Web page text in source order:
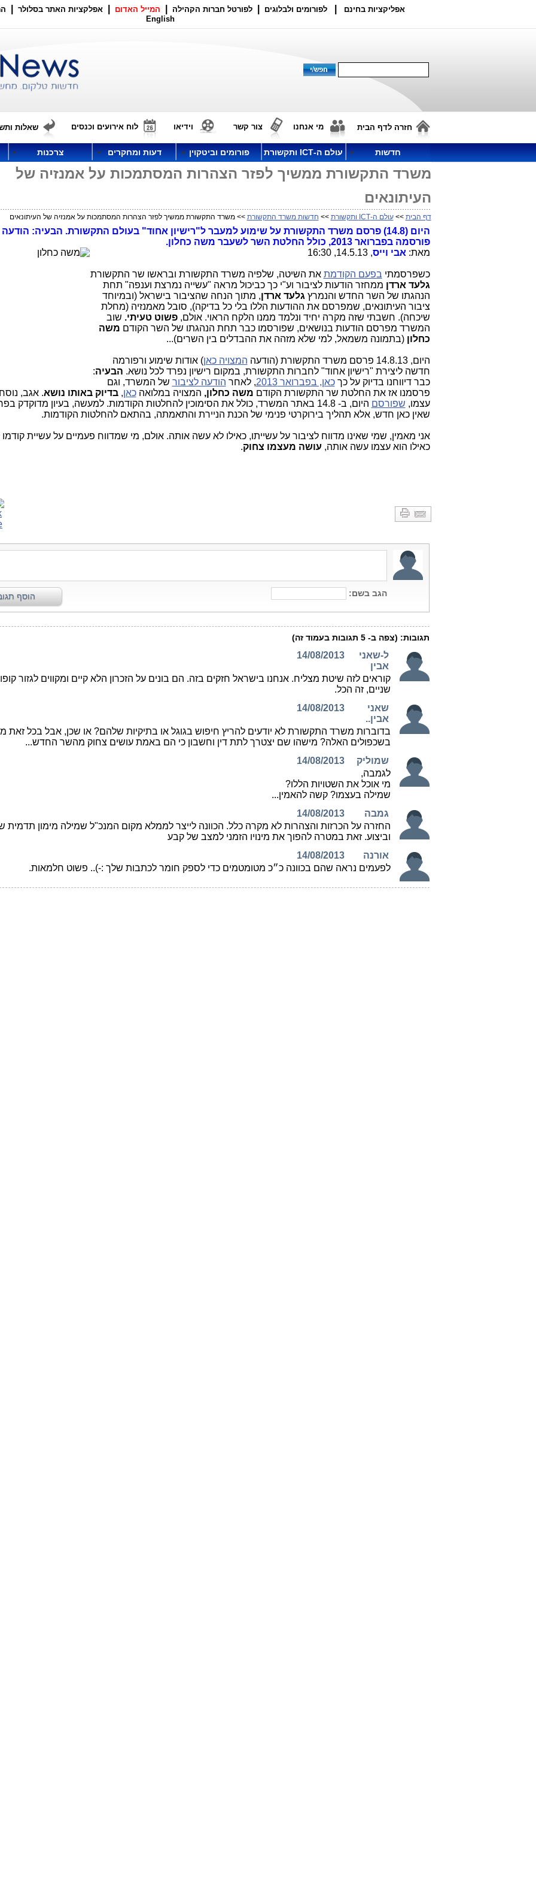
אפליקציות בחינם לפורומים ולבלוגים לפורטל חברות הקהילה המייל האדום אפלקציות האתר בסלולר
English
חזרה לדף הבית מי אנחנו צור קשר וידיאו לוח אירועים וכנסים שאלות
חדשות עולם ה-ICT ותקשורת פורומים וביטקוין דעות ומחקרים צרכנות
משרד התקשורת ממשיך לפזר הצהרות המסתמכות על אמנזיה של
העיתונאים
דף הבית >>עולם ה-ICT ותקשורת >> חדשות משרד התקשורת >> משרד התקשורת ממשיך לפזר הצהרות המסתמכות על אמנזיה של העיתונאים
היום (14.8) פרסם משרד התקשורת על שימוע למעבר ל"רישיון אחוד" בעולם התקשורת. הבעיה: הודעה
פורסמה בפברואר 2013, כולל החלטת השר לשעבר משה כחלון.
מאת: אבי וייס, 14.5.13, 16:30
כשפרסמתי בפעם הקודמת את השיטה, שלפיה משרד התקשורת ובראשו שר התקשורת
גלעד ארדן ממחזר הודעות לציבור וע"י כך כביכול מראה "עשייה נמרצת וענפה" תחת
הנהגתו של השר החדש והנמרץ גלעד ארדן, מתוך הנחה שהציבור בישראל (ובמיוחד
ציבור העיתונאים, שמפרסם את ההודעות הללו בלי כל בדיקה), סובל מאמנזיה (מחלת
שיכחה). חשבתי שזה מקרה יחיד ונלמד ממנו הלקח הראוי. אולם,פשוט טעיתי. שוב
המשרד מפרסם הודעות בנושאים, שפורסמו כבר תחת הנהגתו של השר הקודם משה
כחלון(בתמונה משמאל, למי שלא מזהה את ההבדלים בין השרים)...
היום, 14.8.13 פרסם משרד התקשורת (הודעה המצויה כאן) אודות שימוע ורפורמה
חדשה ליצירת "רישיון אחוד" לחברות התקשורת, במקום רישיון נפרד לכל נושא. הבעיה:
כבר דיווחנו בדיוק על כךכאן, בפברואר 2013 , לאחר הודעה לציבור של המשרד, וגם
פרסמנו אז את החלטת שר התקשורת הקודם משה כחלון, המצויה במלואהכאן,בדיוק באותו נושא. אגב,
עצמו, שפורסם
היום, ב- 14.8 באתר המשרד, כולל את הסימוכין להחלטות הקודמות. למעשה, בעיון מדוקדק
שאין כאן חדש, אלא תהליך בירוקרטי פנימי של הכנת הניירת והתאמתה, בהתאם להחלטות הקודמות.
אני מאמין, שמי שאינו מדווח לציבור על עשייתו, כאילו לא עשה אותה. אולם, מי שמדווח פעמיים על עשיית
כאילו הוא עצמו עשה אותה, עושה מעצמו צחוק.